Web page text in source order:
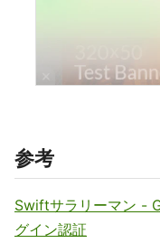
参考
Swiftサラリーマン -
グイン認証